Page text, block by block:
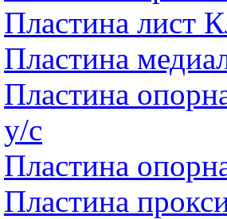
Пластина лист
Пластина
Пластина
у/с
Пластина
Пластина